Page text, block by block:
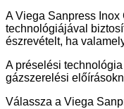
A Viega Sanpress
technológiájával
észrevételt, ha
A préselési
gázszerelési
Válassza a Viega